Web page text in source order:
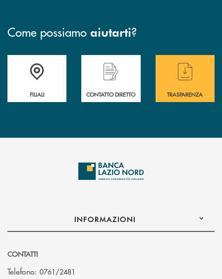
Come possiamo aiutarti?
Trova la filiale più vicina a te
FILIALI
Hai bisogno di assistenza immediata ?
CONTATTO DIRETTO
Hai bisogno di
TRASPARENZA
INFORMAZIONI
CONTATTI
Telefono: 0761/2481